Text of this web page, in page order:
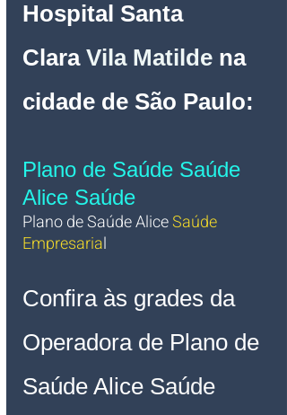
Hospital Santa
Clara Vila Matilde na
cidade de São Paulo:
Plano de Saúde Saúde
Alice Saúde
Plano de Saúde Alice Saúde
Empresarial
Confira às grades da
Operadora de Plano de
Saúde Alice Saúde